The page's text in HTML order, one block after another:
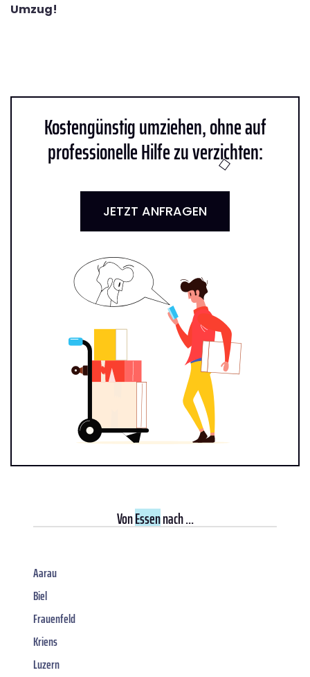
Umzug!
Kostengünstig umziehen, ohne auf
professionelle Hilfe zu verzichten:
JETZT ANFRAGEN
VonEssennach ...
Aarau
Biel
Frauenfeld
Kriens
Luzern